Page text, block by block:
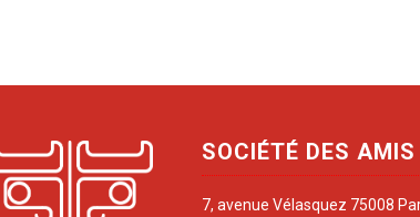
SOCIÉTÉ DES
7, avenue Vélasquez 75008